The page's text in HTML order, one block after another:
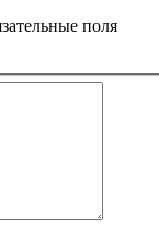
поля